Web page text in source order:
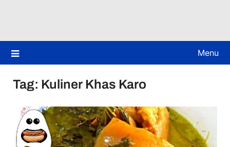
Menu
Tag: Kuliner Khas Karo